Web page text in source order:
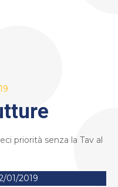
priorità senza la Tav al
01/2019